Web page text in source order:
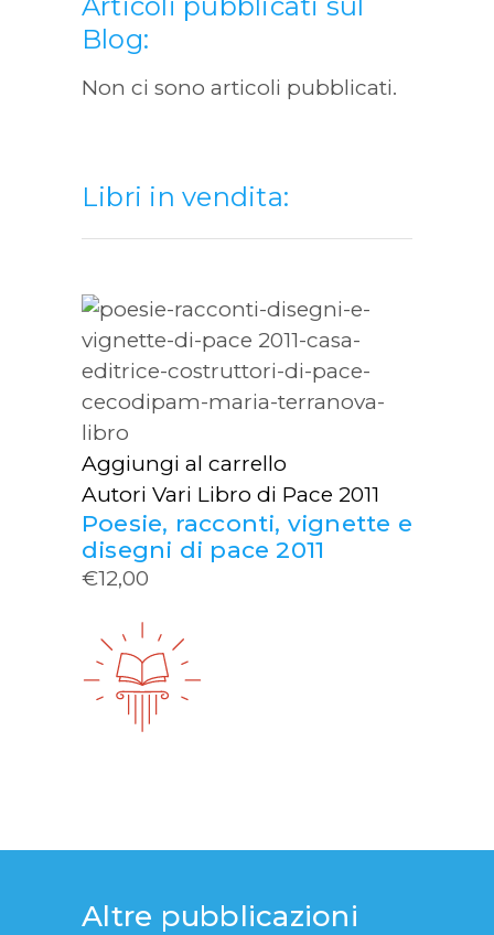
Blog:
Non ci sono articoli pubblicati.
Libri in vendita:
Aggiungi al carrello
Autori Vari Libro di Pace 2011
Poesie, racconti, vignette e
disegni di pace 2011
€12,00
Altre pubblicazioni